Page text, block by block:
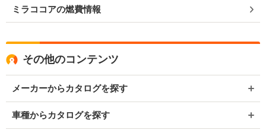
ミラココアの燃費情報
その他のコンテンツ
メーカーからカタログを探す
車種からカタログを探す